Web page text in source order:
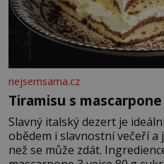
nejsemsama.cz
Tiramisu s
Slavný italský dezert je
obědem i slavnostní večeří
než se může zdát. Ingredience